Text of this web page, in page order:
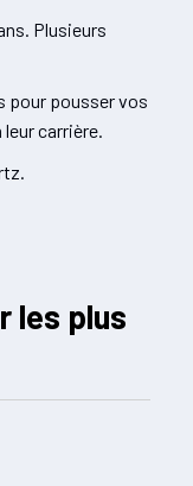
Plusieurs
pour pousser vos
carrière.
les plus